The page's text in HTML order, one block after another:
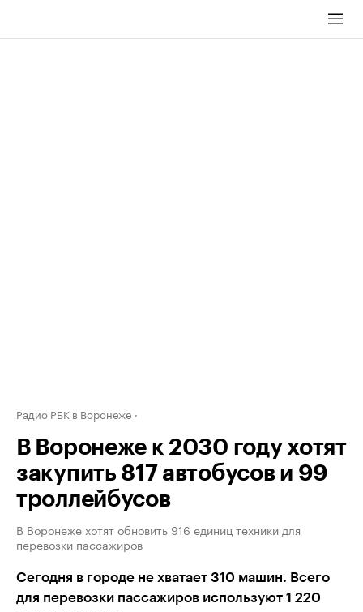
Радио РБК в Воронеже
В Воронеже к 2030 году хотят
закупить 817 автобусов и 99
троллейбусов
В Воронеже хотят обновить 916 единиц техники для
перевозки пассажиров
Сегодня в городе не хватает 310 машин. Всего
для перевозки пассажиров используют 1 220